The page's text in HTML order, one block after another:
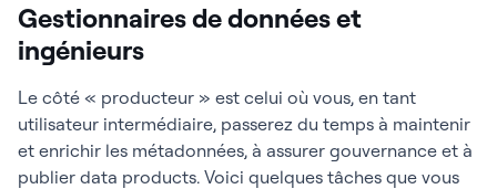
Gestionnaires de données et
ingénieurs
Le côté « producteur » est celui où vous, en tant
utilisateur intermédiaire, passerez du temps à maintenir
et enrichir les métadonnées, à assurer gouvernance et à
publier data products. Voici quelques tâches que vous